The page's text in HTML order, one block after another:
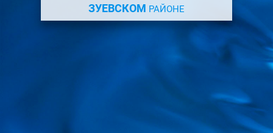
ЗУЕВСКОМ РАЙОНЕ